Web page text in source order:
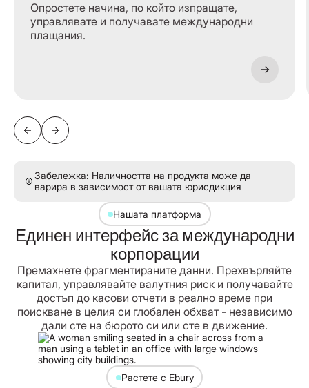
Опростете начина, по който изпращате,
управлявате и получавате международни
плащания.
Забележка: Наличността на продукта може да
варира в зависимост от вашата юрисдикция
Нашата платформа
Единен интерфейс за международни
корпорации
Премахнете фрагментираните данни. Прехвърляйте
капитал, управлявайте валутния риск и получавайте
достъп до касови отчети в реално време при
поискване в целия си глобален обхват - независимо
дали сте на бюрото си или сте в движение.
Растете с Ebury